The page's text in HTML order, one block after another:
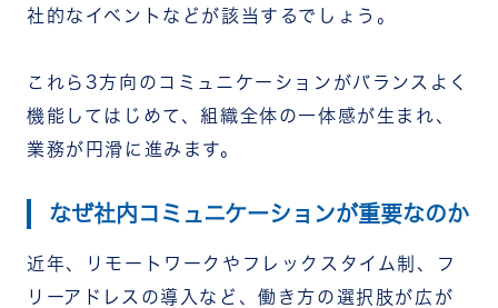
称賛・感謝の文化を組織に根付かせる
まとめ
社的なイベントなどが該当するでしょう。
これら3方向のコミュニケーションがバランスよく
機能してはじめて、組織全体の一体感が生まれ、
業務が円滑に進みます。
なぜ社内コミュニケーションが重要なのか
近年、リモートワークやフレックスタイム制、フ
リーアドレスの導入など、働き方の選択肢が広が